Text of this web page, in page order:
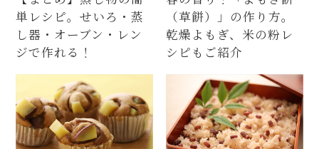
単レシピ。せいろ・蒸
し器・オーブン・レン
ジで作れる！
（草餅）」の作り方。
乾燥よもぎ、米の粉レ
シピもご紹介